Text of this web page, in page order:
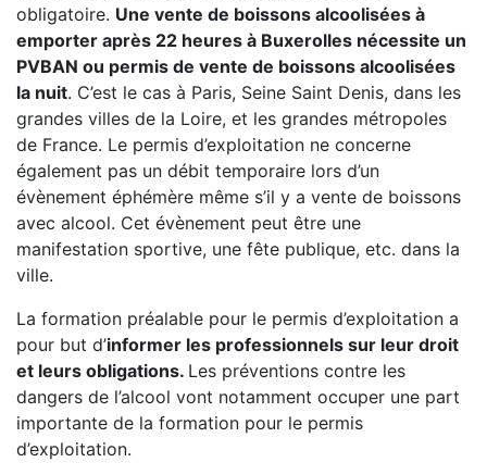
obligatoire. Une vente de boissons alcoolisées à
emporter après 22 heures à Buxerolles nécessite un
PVBAN ou permis de vente de boissons alcoolisées
la nuit. C’est le cas à Paris, Seine Saint Denis, dans les
grandes villes de la Loire, et les grandes métropoles
de France. Le permis d’exploitation ne concerne
également pas un débit temporaire lors d’un
évènement éphémère même s’il y a vente de boissons
avec alcool. Cet évènement peut être une
manifestation sportive, une fête publique, etc. dans la
ville.
La formation préalable pour le permis d’exploitation a
pour but d’informer les professionnels sur leur droit
et leurs obligations. Les préventions contre les
dangers de l’alcool vont notamment occuper une part
importante de la formation pour le permis
d’exploitation.